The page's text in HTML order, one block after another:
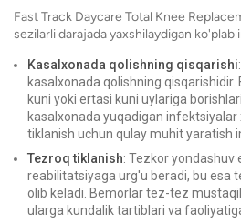
Fast Track Daycare Total Knee
sezilarli darajada yaxshilaydigan
Kasalxonada qolishning qisqarishi
kasalxonada qolishning
kuni yoki ertasi kuni uylariga
kasalxonada yuqadigan
tiklanish uchun qulay muhit yaratish
Tezroq tiklanish: Tezkor
reabilitatsiyaga urg'u beradi, bu esa
olib keladi. Bemorlar tez-tez
ularga kundalik tartiblari va